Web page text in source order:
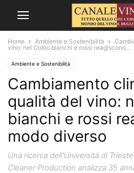
Home Ambiente e Sostenibilità
vino: nel Collio bianchi e rossi reagiscono...
Ambiente e Sostenibilità
Cambiamento
qualità del vino:
bianchi e rossi
modo diverso
Una ricerca dell'Università di
Cleaner Production analizza 35